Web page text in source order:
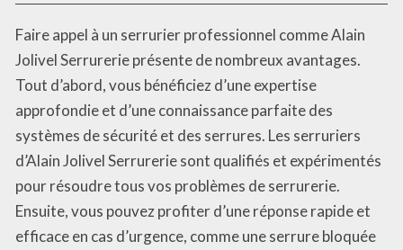
Faire appel à un serrurier professionnel comme Alain
Jolivel Serrurerie présente de nombreux avantages.
Tout d’abord, vous bénéficiez d’une expertise
approfondie et d’une connaissance parfaite des
systèmes de sécurité et des serrures. Les serruriers
d’Alain Jolivel Serrurerie sont qualifiés et expérimentés
pour résoudre tous vos problèmes de serrurerie.
Ensuite, vous pouvez profiter d’une réponse rapide et
efficace en cas d’urgence, comme une serrure bloquée